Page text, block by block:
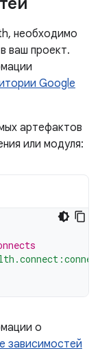
необходимо
ваш проект.
Google
артефактов
или модуля:
о
зависимостей